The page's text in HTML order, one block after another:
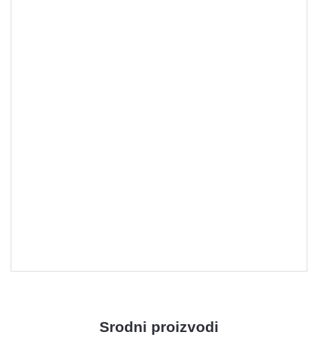
Srodni proizvodi